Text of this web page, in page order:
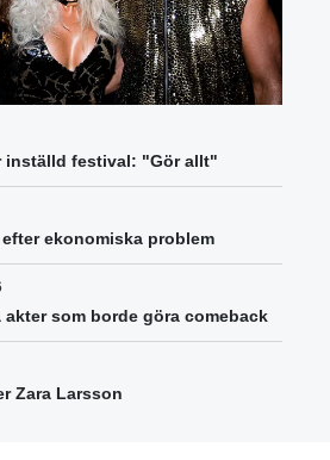
inställd festival: "Gör allt"
ekonomiska problem
akter som borde göra comeback
Zara Larsson